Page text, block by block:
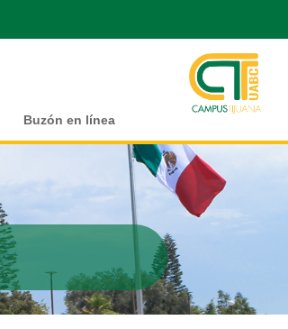
Buzón en línea